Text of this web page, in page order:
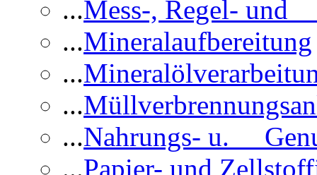
...Mess-, Regel- und
...Mineralaufbereitung
...
...
...Nahrungs- u.
...Papier- und